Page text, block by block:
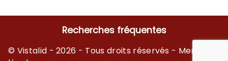
Recherches fréquentes
© Vistalid - 2026 - Tous droits réservés - Mentions